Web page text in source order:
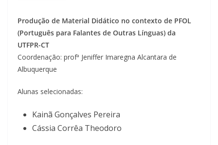
Produção de Material Didático no contexto de PFOL
(Português para Falantes de Outras Línguas) da
UTFPR-CT
Coordenação: profª Jeniffer Imaregna Alcantara de
Albuquerque
Alunas selecionadas:
Kainã Gonçalves Pereira
Cássia Corrêa Theodoro